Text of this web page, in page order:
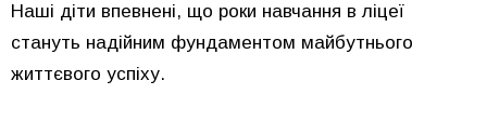
Наші діти впевнені, що роки навчання в ліцеї
стануть надійним фундаментом майбутнього
життєвого успіху.